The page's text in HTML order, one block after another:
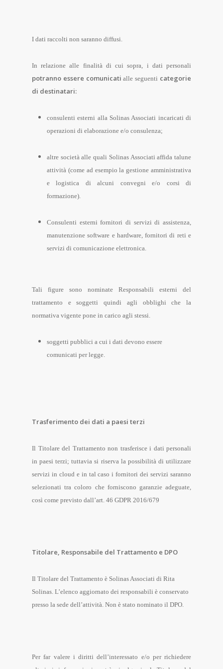
I dati raccolti non saranno diffusi.
In relazione alle finalità di cui sopra, i dati personali
potranno essere comunicati alle seguenti categorie
di destinatari:
consulenti esterni alla Solinas Associati incaricati di
operazioni di elaborazione e/o consulenza;
altre società alle quali Solinas Associati affida talune
attività (come ad esempio la gestione amministrativa
e logistica di alcuni convegni e/o corsi di
formazione).
Consulenti esterni fornitori di servizi di assistenza,
manutenzione software e hardware, fornitori di reti e
servizi di comunicazione elettronica.
Tali figure sono nominate Responsabili esterni del
trattamento e soggetti quindi agli obblighi che la
normativa vigente pone in carico agli stessi.
soggetti pubblici a cui i dati devono essere
comunicati per legge.
Trasferimento dei dati a paesi terzi
Il Titolare del Trattamento non trasferisce i dati personali
in paesi terzi; tuttavia si riserva la possibilità di utilizzare
servizi in cloud e in tal caso i fornitori dei servizi saranno
selezionati tra coloro che forniscono garanzie adeguate,
così come previsto dall’art. 46 GDPR 2016/679
Titolare, Responsabile del Trattamento e DPO
Il Titolare del Trattamento è Solinas Associati di Rita
Solinas. L’elenco aggiornato dei responsabili è conservato
presso la sede dell’attività. Non è stato nominato il DPO.
Per far valere i diritti dell’interessato e/o per richiedere